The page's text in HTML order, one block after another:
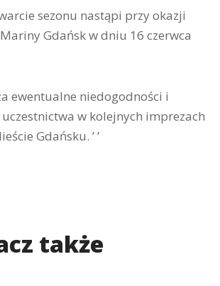
sezonu nastąpi przy okazji
Gdańsk w dniu 16 czerwca
ewentualne niedogodności i
w kolejnych imprezach
Gdańsku. ’ ’
także